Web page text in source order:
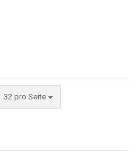
32 pro Seite